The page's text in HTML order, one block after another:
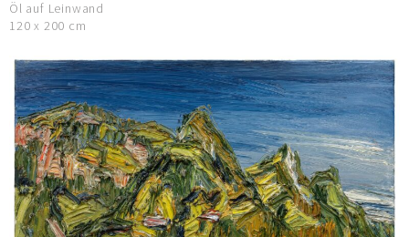
Öl auf Leinwand
120 x 200 cm